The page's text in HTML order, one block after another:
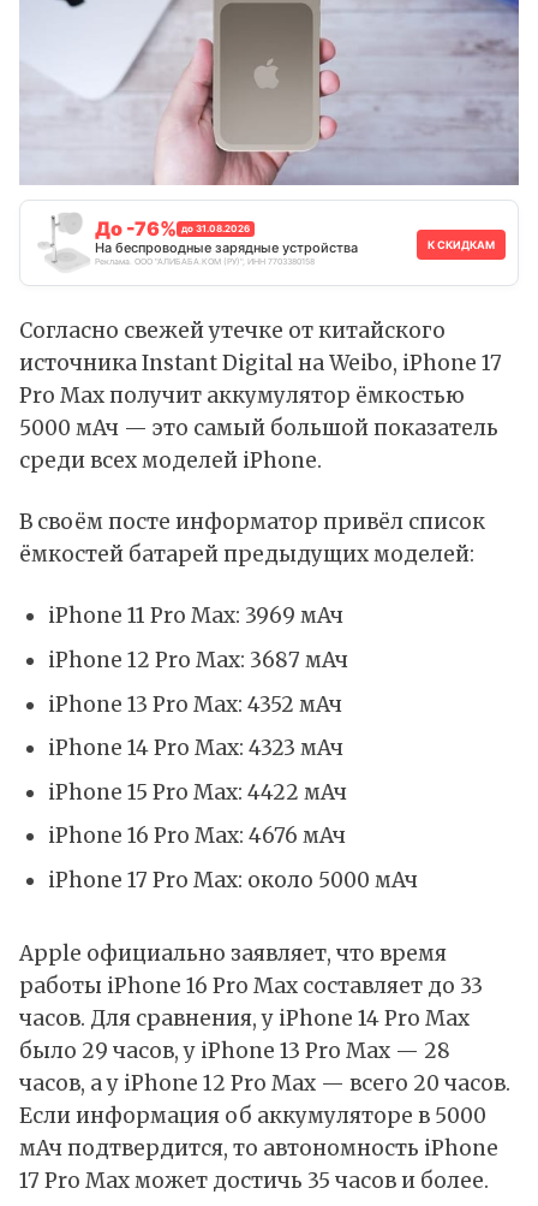
До -76% до 31.08.2026
На беспроводные зарядные устройства
Реклама. ООО "АЛИБАБА.КОМ (РУ)", ИНН 7703380158
К СКИДКАМ
Согласно свежейутечке от китайского
источника Instant Digital на Weibo, iPhone 17
Pro Maxполучит аккумулятор ёмкостью
5000 мАч — это самый большой показатель
среди всех моделей iPhone.
В своём посте информатор привёл список
ёмкостей батарей предыдущих моделей:
iPhone 11 Pro Max: 3969 мАч
iPhone 12 Pro Max: 3687 мАч
iPhone 13 Pro Max: 4352 мАч
iPhone 14 Pro Max: 4323 мАч
iPhone 15 Pro Max: 4422 мАч
iPhone 16 Pro Max: 4676 мАч
iPhone 17 Pro Max: около 5000 мАч
Apple официально заявляет, что время
работы iPhone 16 Pro Max составляет до 33
часов. Для сравнения, у iPhone 14 Pro Max
было 29 часов, у iPhone 13 Pro Max — 28
часов, а у iPhone 12 Pro Max — всего 20 часов.
Если информация об аккумуляторе в 5000
мАч подтвердится, то автономность iPhone
17 Pro Maxможет достичь 35 часов и более.